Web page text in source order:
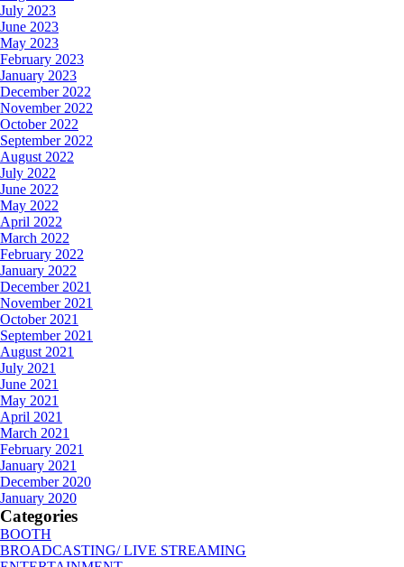
July 2023
June 2023
May 2023
February 2023
January 2023
December 2022
November 2022
October 2022
September 2022
August 2022
July 2022
June 2022
May 2022
April 2022
March 2022
February 2022
January 2022
December 2021
November 2021
October 2021
September 2021
August 2021
July 2021
June 2021
May 2021
April 2021
March 2021
February 2021
January 2021
December 2020
January 2020
Categories
BOOTH
BROADCASTING/ LIVE STREAMING